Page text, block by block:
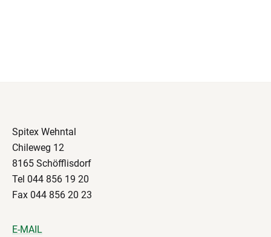
Spitex Wehntal
Chileweg 12
8165 Schöfflisdorf
Tel 044 856 19 20
Fax 044 856 20 23
E-MAIL